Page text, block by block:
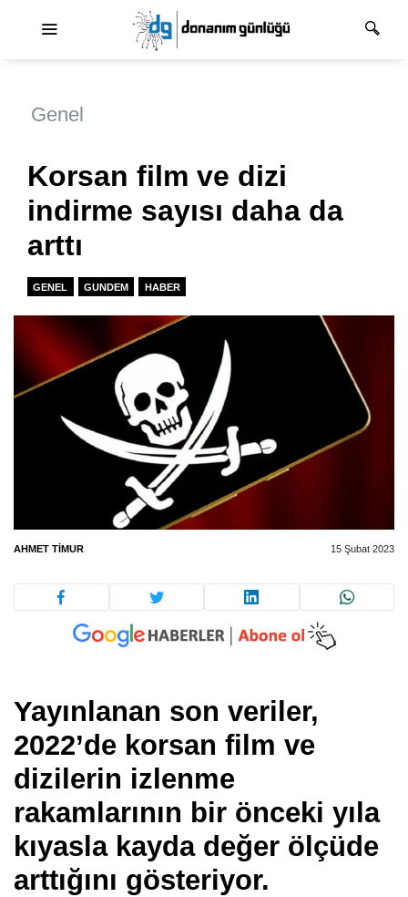
Genel
Korsan film ve dizi
indirme sayısı daha da
arttı
GENEL GUNDEM HABER
AHMET TIMUR 15 Şubat 2023
Yayınlanan son veriler,
2022’de korsan film ve
dizilerin izlenme
rakamlarının bir önceki yıla
kıyasla kayda değer ölçüde
arttığını gösteriyor.